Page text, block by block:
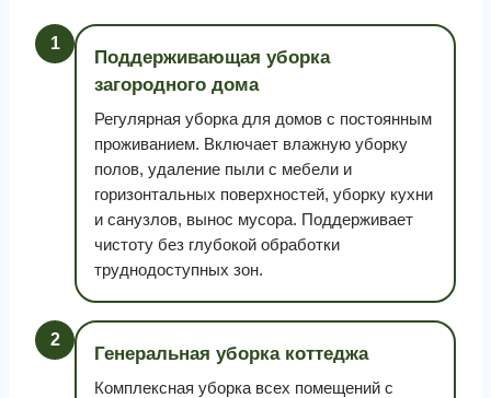
1
Поддерживающая уборка
загородного дома
Регулярная уборка для домов с постоянным
проживанием. Включает влажную уборку
полов, удаление пыли с мебели и
горизонтальных поверхностей, уборку кухни
и санузлов, вынос мусора. Поддерживает
чистоту без глубокой обработки
труднодоступных зон.
2
Генеральная уборка коттеджа
Комплексная уборка всех помещений с